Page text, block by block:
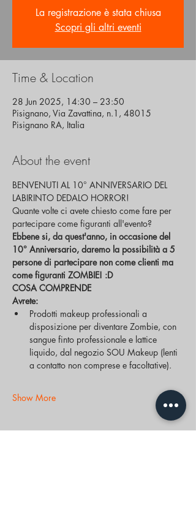
La registrazione è stata chiusa
Scopri gli altri eventi
Time & Location
28 Jun 2025, 14:30 – 23:50
Pisignano, Via Zavattina, n.1, 48015
Pisignano RA, Italia
About the event
BENVENUTI AL 10° ANNIVERSARIO DEL
LABIRINTO DEDALO HORROR!
Quante volte ci avete chiesto come fare per
partecipare come figuranti all'evento?
Ebbene si, da quest'anno, in occasione del
10° Anniversario, daremo la possibilità a 5
persone di partecipare non come clienti ma
come figuranti ZOMBIE! :D
COSA COMPRENDE
Avrete:
Prodotti makeup professionali a
disposizione per diventare Zombie, con
sangue finto professionale e lattice
liquido, dal negozio SOU Makeup (lenti
a contatto non comprese e facoltative).
Show More